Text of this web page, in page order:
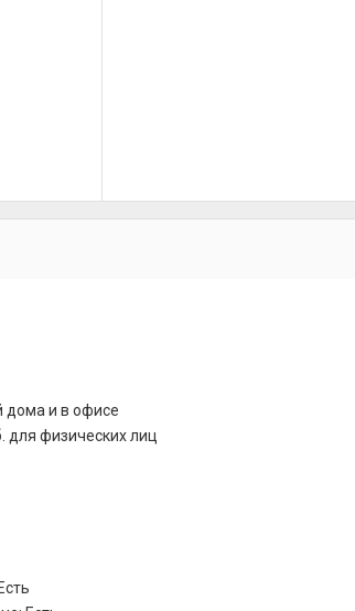
дома и в офисе
для физических лиц